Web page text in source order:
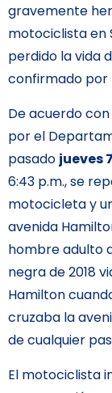
gravemente
motociclista en
perdido la vida
confirmado por
De acuerdo
por el
pasado jueves
6:43 p.m., se
motocicleta y
avenida
hombre adulto
negra de 2018
Hamilton
cruzaba la
de cualquier
El motociclista